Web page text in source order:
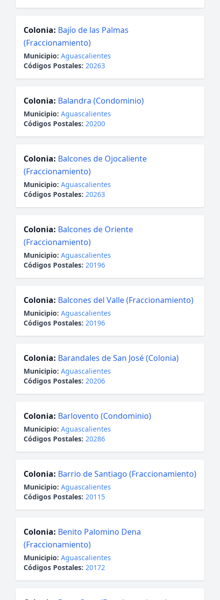
Colonia: Bajío de las Palmas
(Fraccionamiento)
Municipio: Aguascalientes
Códigos Postales: 20263
Colonia: Balandra (Condominio)
Municipio: Aguascalientes
Códigos Postales: 20200
Colonia: Balcones de Ojocaliente
(Fraccionamiento)
Municipio: Aguascalientes
Códigos Postales: 20263
Colonia: Balcones de Oriente
(Fraccionamiento)
Municipio: Aguascalientes
Códigos Postales: 20196
Colonia: Balcones del Valle (Fraccionamiento)
Municipio: Aguascalientes
Códigos Postales: 20196
Colonia: Barandales de San José (Colonia)
Municipio: Aguascalientes
Códigos Postales: 20206
Colonia: Barlovento (Condominio)
Municipio: Aguascalientes
Códigos Postales: 20286
Colonia: Barrio de Santiago (Fraccionamiento)
Municipio: Aguascalientes
Códigos Postales: 20115
Colonia: Benito Palomino Dena
(Fraccionamiento)
Municipio: Aguascalientes
Códigos Postales: 20172